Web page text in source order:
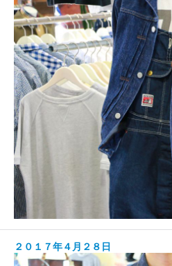
２０１７年４月２８日